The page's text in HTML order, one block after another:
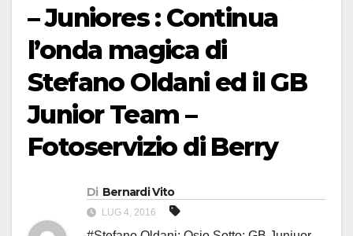
– Juniores : Continua
l’onda magica di
Stefano Oldani ed il GB
Junior Team –
Fotoservizio di Berry
Di Bernardi Vito
LUG 4, 2016